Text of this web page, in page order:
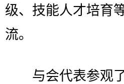
级、技能人才培育
流。
与会代表参观了